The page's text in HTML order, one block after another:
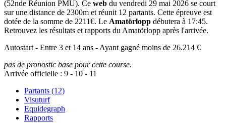
(52nde Réunion PMU). Ce web du vendredi 29 mai 2026 se court
sur une distance de 2300m et réunit 12 partants. Cette épreuve est
dotée de la somme de 2211€. Le Amatörlopp débutera à 17:45.
Retrouvez les résultats et rapports du Amatörlopp après l'arrivée.
Autostart - Entre 3 et 14 ans - Ayant gagné moins de 26.214 €
pas de pronostic base pour cette course.
Arrivée officielle : 9 - 10 - 11
Partants (12)
Visuturf
Equidegraph
Rapports